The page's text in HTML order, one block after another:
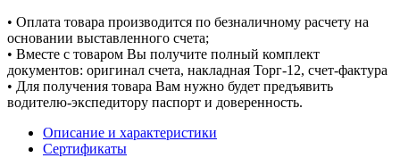
• Оплата товара производится по безналичному расчету на
основании выставленного счета;
• Вместе с товаром Вы получите полный комплект
документов: оригинал счета, накладная Торг-12, счет-фактура
• Для получения товара Вам нужно будет предъявить
водителю-экспедитору паспорт и доверенность.
Описание и характеристики
Сертификаты